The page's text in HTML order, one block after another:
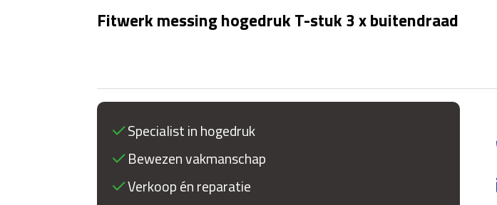
Fitwerk messing hogedruk T-stuk 3 x buitendraad
Specialist in hogedruk
Bewezen vakmanschap
Verkoop én reparatie